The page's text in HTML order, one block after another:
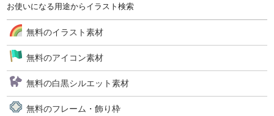
お使いになる用途からイラスト検索
無料のイラスト素材
無料のアイコン素材
無料の白黒シルエット素材
無料のフレーム・飾り枠